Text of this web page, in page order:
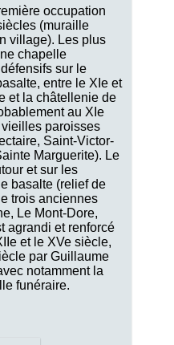
occupation
(muraille
village). Les plus
chapelle
sur le
entre le XIe et
et la châtellenie de
au XIe
paroisses
Saint-Victor-
Marguerite). Le
et sur les
basalte (relief de
trois anciennes
Le Mont-Dore,
agrandi et renforcé
et le XVe siècle,
par Guillaume
notamment la
funéraire.